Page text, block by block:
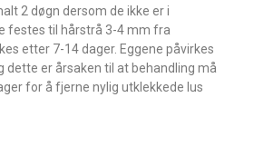
2 døgn dersom de ikke er i
festes til hårstrå 3-4 mm fra
etter 7-14 dager. Eggene påvirkes
dette er årsaken til at behandling må
for å fjerne nylig utklekkede lus